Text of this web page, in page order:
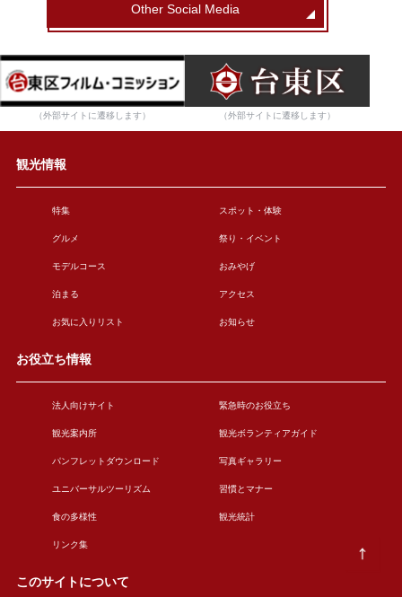
Other Social Media
（外部サイトに遷移します） （外部サイトに遷移します）
観光情報
特集 スポット・体験
グルメ 祭り・イベント
モデルコース おみやげ
泊まる アクセス
お気に入りリスト お知らせ
お役立ち情報
法人向けサイト 緊急時のお役立ち
観光案内所 観光ボランティアガイド
パンフレットダウンロード 写真ギャラリー
ユニバーサルツーリズム 習慣とマナー
食の多様性 観光統計
リンク集
このサイトについて